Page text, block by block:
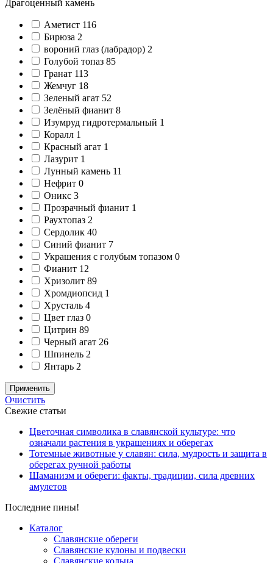
Драгоценный камень
Аметист 116
Бирюза 2
вороний глаз (лабрадор) 2
Голубой топаз 85
Гранат 113
Жемчуг 18
Зеленый агат 52
Зелёный фианит 8
Изумруд гидротермальный 1
Коралл 1
Красный агат 1
Лазурит 1
Лунный камень 11
Нефрит 0
Оникс 3
Прозрачный фианит 1
Раухтопаз 2
Сердолик 40
Синий фианит 7
Украшения с голубым топазом 0
Фианит 12
Хризолит 89
Хромдиопсид 1
Хрусталь 4
Цвет глаз 0
Цитрин 89
Черный агат 26
Шпинель 2
Янтарь 2
Применить
Очистить
Свежие статьи
Цветочная символика в славянской культуре: что
означали растения в украшениях и оберегах
Тотемные животные у славян: сила, мудрость и защита в
оберегах ручной работы
Шаманизм и обереги: факты, традиции, сила древних
амулетов
Последние пины!
Каталог
Славянские обереги
Славянские кулоны и подвески
Славянские кольца